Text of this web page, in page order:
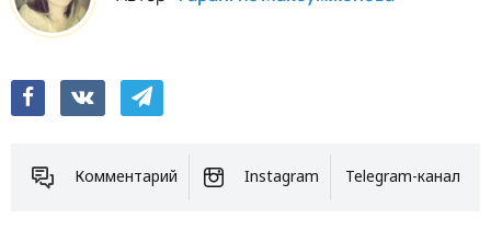
Комментарий Instagram Telegram-канал